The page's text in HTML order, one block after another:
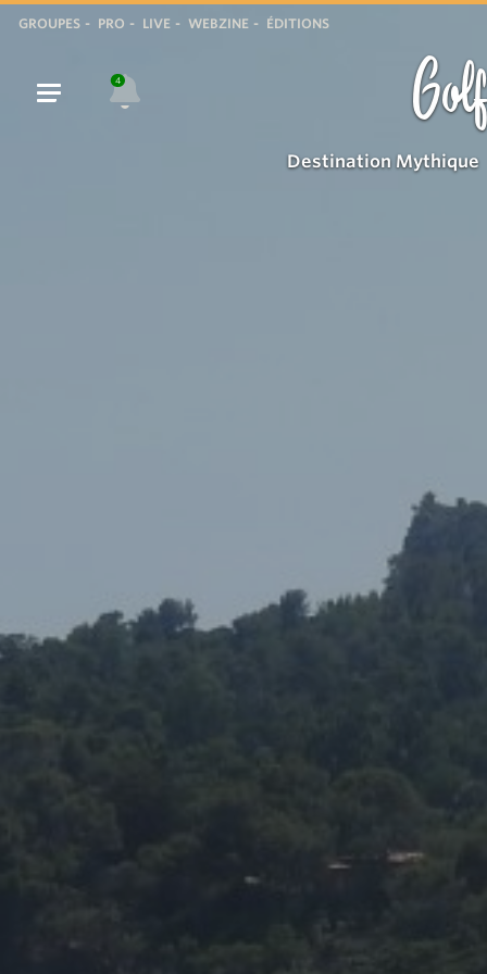
GROUPES PRO LIVE WEBZINE ÉDITIONS
4
Destination Mythique
Plage